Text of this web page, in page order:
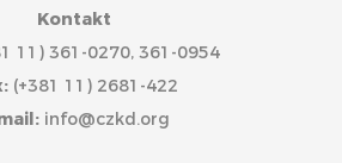
Kontakt
11) 361-0270, 361-0954
(+381 11) 2681-422
info@czkd.org